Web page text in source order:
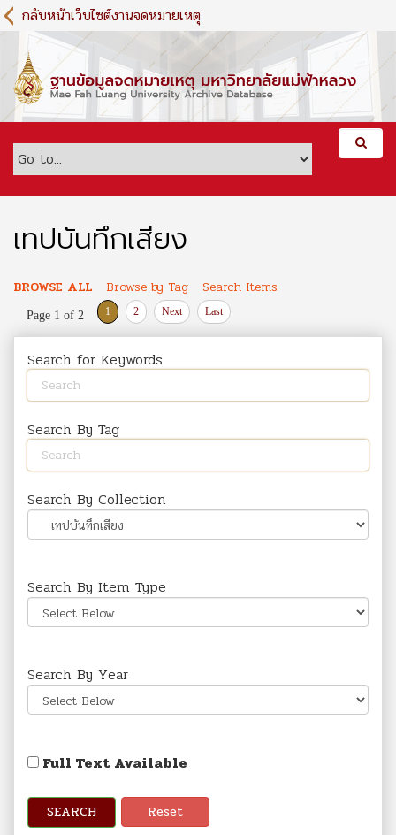
S
k
m
c
กลับหน้าเว็บไซต์งานจดหมายเหตุ
เทปบันทึกเสียง
BROWSE ALL Browse by Tag Search Items
Page 1 of 2 1 2 Next Last
Search for Keywords
Search By Tag
Search By Collection
Search By Item Type
Search By Year
Full Text Available
SEARCH Reset